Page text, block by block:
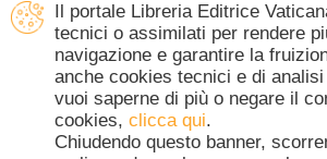
Il portale Libreria Editrice
tecnici o assimilati per rendere
navigazione e garantire la
anche cookies tecnici e di
vuoi saperne di più o negare il
cookies, clicca qui.
Chiudendo questo banner,
Contattaci all'Ufficio
+39 06 698
Lunedì-Giovedì 8-
Venerdì 8-14
(Escluse festività